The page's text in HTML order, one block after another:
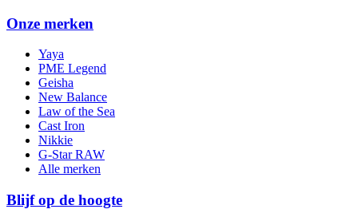
Onze merken
Yaya
PME Legend
Geisha
New Balance
Law of the Sea
Cast Iron
Nikkie
G-Star RAW
Alle merken
Blijf op de hoogte